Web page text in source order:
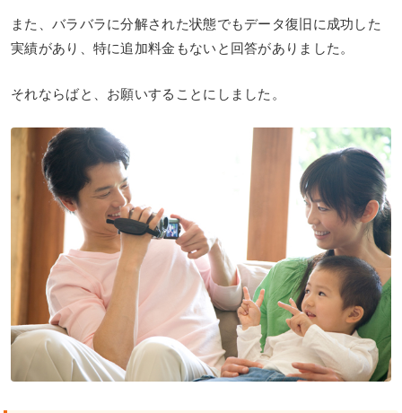
また、バラバラに分解された状態でもデータ復旧に成功した
実績があり、特に追加料金もないと回答がありました。
それならばと、お願いすることにしました。